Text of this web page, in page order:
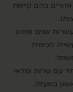
בהם קיימת
שנים ומגוון
הכימית
עם שרות ומלאי
במעלה.